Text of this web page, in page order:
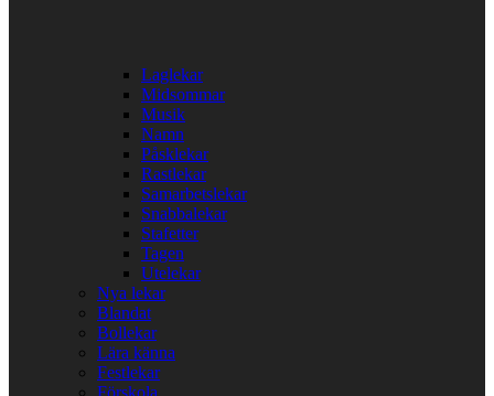
Laglekar
Midsommar
Musik
Namn
Påsklekar
Rastlekar
Samarbetslekar
Snabbalekar
Stafetter
Tagen
Utelekar
Nya lekar
Blandat
Bollekar
Lära känna
Festlekar